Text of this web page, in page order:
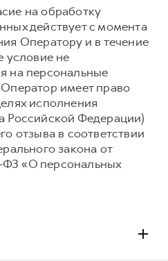
на обработку
действует с момента
Оператору и в течение
условие не
на персональные
имеет право
исполнения
Российской Федерации)
отзыва в соответствии
закона от
ФЗ «О персональных